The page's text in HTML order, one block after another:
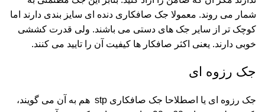
شمار می روند. معمولا جک صافکاری دنده ای سایز بندی دارند اما
کوچک تر از سایر جک های دستی می باشند. ولی قدرت کششی
خوبی دارند. یعنی اکثر صافکار ها کیفیت آن را تایید می کنند.
جک رزوه ای
جک رزوه ای یا اصطلاحا جک صافکاری stp هم به آن می گویند،